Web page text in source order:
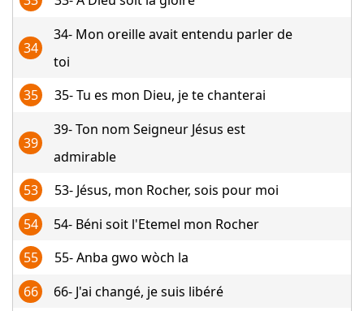
34
34- Mon oreille avait entendu parler de
toi
35
35- Tu es mon Dieu, je te chanterai
39
39- Ton nom Seigneur Jésus est
admirable
53
53- Jésus, mon Rocher, sois pour moi
54
54- Béni soit l'Etemel mon Rocher
55
55- Anba gwo wòch la
66
66- J'ai changé, je suis libéré